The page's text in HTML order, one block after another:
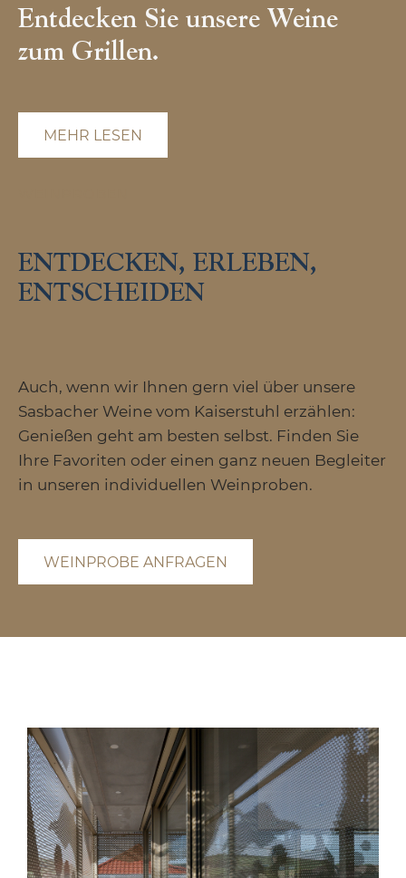
Entdecken Sie unsere Weine
zum Grillen.
MEHR LESEN
ENTDECKEN, ERLEBEN,
ENTSCHEIDEN
Auch, wenn wir Ihnen gern viel über unsere
Sasbacher Weine vom Kaiserstuhl erzählen:
Genießen geht am besten selbst. Finden Sie
Ihre Favoriten oder einen ganz neuen Begleiter
in unseren individuellen Weinproben.
WEINPROBE ANFRAGEN